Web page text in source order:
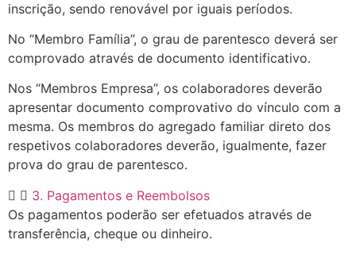
inscrição, sendo renovável por iguais períodos.
No “Membro Família”, o grau de parentesco deverá ser
comprovado através de documento identificativo.
Nos “Membros Empresa”, os colaboradores deverão
apresentar documento comprovativo do vínculo com a
mesma. Os membros do agregado familiar direto dos
respetivos colaboradores deverão, igualmente, fazer
prova do grau de parentesco.
3. Pagamentos e Reembolsos
Os pagamentos poderão ser efetuados através de
transferência, cheque ou dinheiro.